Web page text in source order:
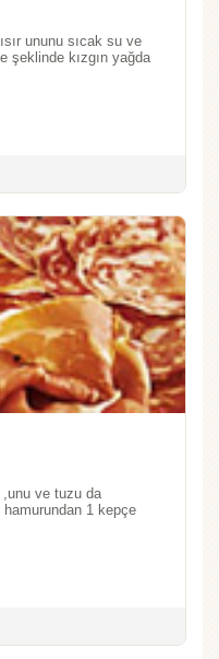
ununu sıcak su ve
şeklinde kızgın yağda
,unu ve tuzu da
hamurundan 1 kepçe